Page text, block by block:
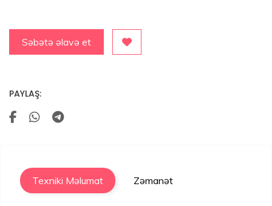
Səbətə əlavə et
PAYLAŞ:
Texniki Məlumat Zəmanət